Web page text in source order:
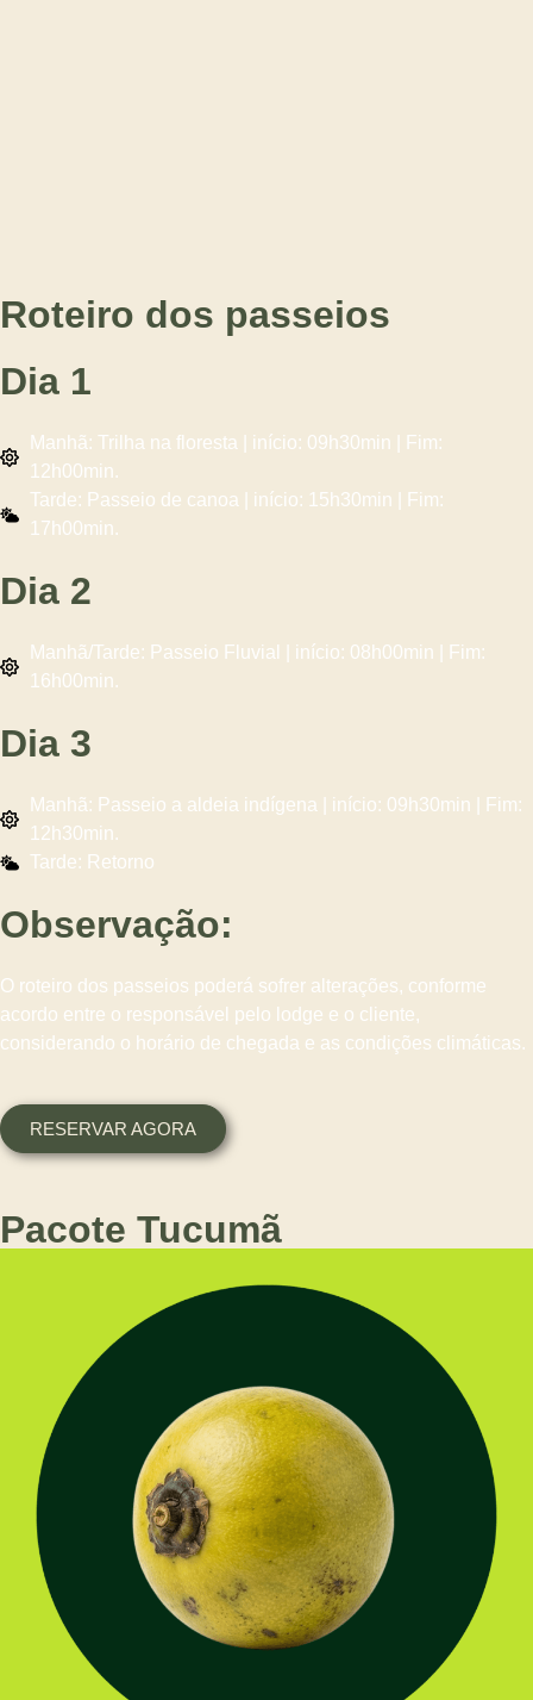
Roteiro dos passeios
Dia 1
Manhã: Trilha na floresta | início: 09h30min | Fim:
12h00min.
Tarde: Passeio de canoa | início: 15h30min | Fim:
17h00min.
Dia 2
Manhã/Tarde: Passeio Fluvial | início: 08h00min | Fim:
16h00min.
Dia 3
Manhã: Passeio a aldeia indígena | início: 09h30min | Fim:
12h30min.
Tarde: Retorno
Observação:
O roteiro dos passeios poderá sofrer alterações, conforme
acordo entre o responsável pelo lodge e o cliente,
considerando o horário de chegada e as condições climáticas.
RESERVAR AGORA
Pacote Tucumã